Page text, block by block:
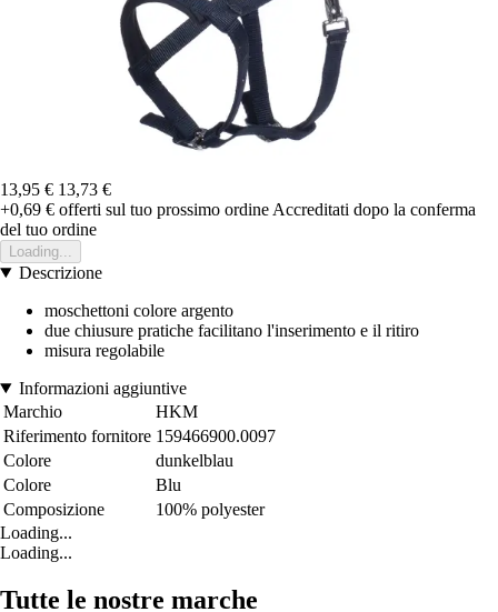
13,95 € 13,73 €
+0,69 € offerti sul tuo prossimo ordine Accreditati dopo la conferma
del tuo ordine
Loading...
Descrizione
moschettoni colore argento
due chiusure pratiche facilitano l'inserimento e il ritiro
misura regolabile
Informazioni aggiuntive
Marchio
HKM
Riferimento fornitore 159466900.0097
Colore
dunkelblau
Colore
Blu
Composizione
100% polyester
Loading...
Loading...
Tutte le nostre marche